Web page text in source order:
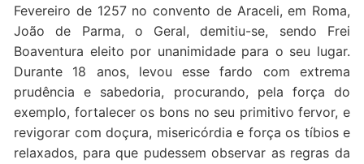
Fevereiro de 1257 no convento de Araceli, em Roma,
João de Parma, o Geral, demitiu-se, sendo Frei
Boaventura eleito por unanimidade para o seu lugar.
Durante 18 anos, levou esse fardo com extrema
prudência e sabedoria, procurando, pela força do
exemplo, fortalecer os bons no seu primitivo fervor, e
revigorar com doçura, misericórdia e força os tíbios e
relaxados, para que pudessem observar as regras da